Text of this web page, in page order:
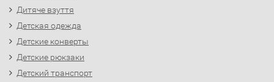
Дитяче взуття
Детская одежда
Детские конверты
Детские рюкзаки
Детский транспорт